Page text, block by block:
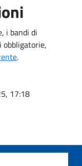
i bandi di
obbligatorie,
.
17:18